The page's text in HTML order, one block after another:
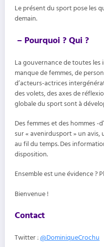
Le présent du sport pose les
demain.
– Pourquoi ? Qui ?
La gouvernance de toutes les
manque de femmes, de
d’acteurs-actrices
des volets, des axes de
globale du sport sont à
Des femmes et des hommes
sur « avenirdusport » un
au fil du temps. Des
disposition.
Ensemble est une évidence ?
Bienvenue !
Contact
Twitter :@DominiqueCrochu